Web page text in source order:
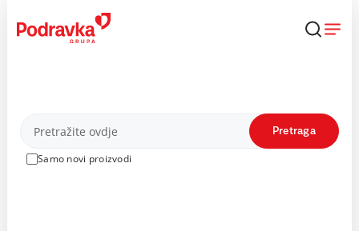
content
Proizvodi
Samo novi proizvodi
Pretraga